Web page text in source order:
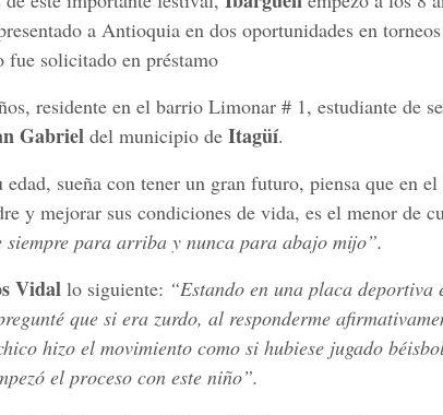
a Antioquia en dos oportunidades en
solicitado en préstamo
residente en el barrio Limonar # 1, estudiante de
Gabriel del municipio de Itagüí.
sueña con tener un gran futuro, piensa que en
y mejorar sus condiciones de vida, es el menor de
siempre para arriba y nunca para abajo mijo”.
Vidal lo siguiente: “Estando en una placa
que si era zurdo, al responderme
hizo el movimiento como si hubiese jugado
el proceso con este niño”.